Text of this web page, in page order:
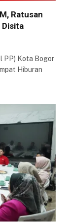
Ratusan
Disita
PP) Kota Bogor
Hiburan